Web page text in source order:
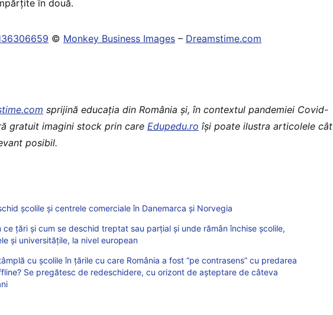
în două.
© Monkey Business Images – Dreamstime.com
sprijină educaţia din România şi, în contextul pandemiei Covid-
gratuit imagini stock prin care Edupedu.ro îşi poate ilustra articolele cât
posibil.
școlile și centrele comerciale în Danemarca și Norvegia
ce țări și cum se deschid treptat sau parțial și unde rămân închise școlile,
și universitățile, la nivel european
cu școlile în țările cu care România a fost “pe contrasens” cu predarea
Se pregătesc de redeschidere, cu orizont de așteptare de câteva